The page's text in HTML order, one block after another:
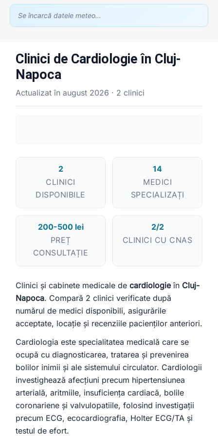
Se încarcă datele meteo…
Clinici de Cardiologie în Cluj-
Napoca
Actualizat în august 2026 · 2 clinici
2
CLINICI
DISPONIBILE
14
MEDICI
SPECIALIZAȚI
200-500 lei
PREȚ
CONSULTAȚIE
2/2
CLINICI CU CNAS
Clinici și cabinete medicale de cardiologieîn Cluj-
Napoca. Compară 2 clinici verificate după
numărul de medici disponibili, asigurările
acceptate, locație și recenziile pacienților anteriori.
Cardiologia este specialitatea medicală care se
ocupă cu diagnosticarea, tratarea și prevenirea
bolilor inimii și ale sistemului circulator. Cardiologii
investighează afecțiuni precum hipertensiunea
arterială, aritmiile, insuficiența cardiacă, bolile
coronariene și valvulopatiile, folosind investigații
precum ECG, ecocardiografia, Holter ECG/TA și
testul de efort.
Ești medic sau ai o clinică medicală?
Apari în recomandările noastre — scrie-ne lacontact@ghidclinic.ro
Bună! Spuneți-mi ce căutați — un medic sau o clinică — și vă
Încercați:
caut cardiolog în Cluj mă doare burta, ce medic îmi recomandați?
clinică stomatologie pentru copii